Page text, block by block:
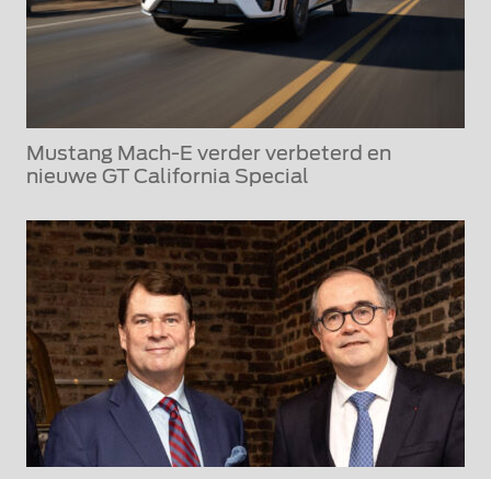
Mustang Mach-E verder verbeterd en
nieuwe GT California Special